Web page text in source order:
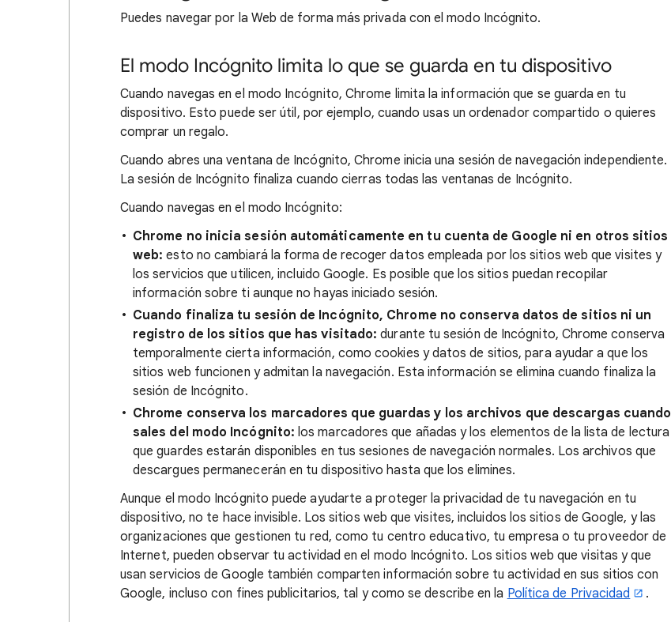
Puedes navegar por la Web de forma más privada con el modo Incógnito.
El modo Incógnito limita lo que se guarda en tu dispositivo
Cuando navegas en el modo Incógnito, Chrome limita la información que se guarda en tu
dispositivo. Esto puede ser útil, por ejemplo, cuando usas un ordenador compartido o quieres
comprar un regalo.
Cuando abres una ventana de Incógnito, Chrome inicia una sesión de navegación independiente.
La sesión de Incógnito finaliza cuando cierras todas las ventanas de Incógnito.
Cuando navegas en el modo Incógnito:
Chrome no inicia sesión automáticamente en tu cuenta de Google ni en otros sitios
web: esto no cambiará la forma de recoger datos empleada por los sitios web que visites y
los servicios que utilicen, incluido Google. Es posible que los sitios puedan recopilar
información sobre ti aunque no hayas iniciado sesión.
Cuando finaliza tu sesión de Incógnito, Chrome no conserva datos de sitios ni un
registro de los sitios que has visitado: durante tu sesión de Incógnito, Chrome conserva
temporalmente cierta información, como cookies y datos de sitios, para ayudar a que los
sitios web funcionen y admitan la navegación. Esta información se elimina cuando finaliza la
sesión de Incógnito.
Chrome conserva los marcadores que guardas y los archivos que descargas cuando
sales del modo Incógnito: los marcadores que añadas y los elementos de la lista de lectura
que guardes estarán disponibles en tus sesiones de navegación normales. Los archivos que
descargues permanecerán en tu dispositivo hasta que los elimines.
Aunque el modo Incógnito puede ayudarte a proteger la privacidad de tu navegación en tu
dispositivo, no te hace invisible. Los sitios web que visites, incluidos los sitios de Google, y las
organizaciones que gestionen tu red, como tu centro educativo, tu empresa o tu proveedor de
Internet, pueden observar tu actividad en el modo Incógnito. Los sitios web que visitas y que
usan servicios de Google también comparten información sobre tu actividad en sus sitios con
Google, incluso con fines publicitarios, tal y como se describe en la Política de Privacidad .